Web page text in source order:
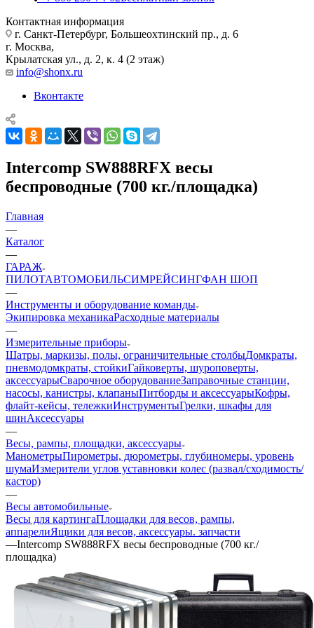
Контактная информация
г. Санкт-Петербург, Большеохтинский пр., д. 6
г. Москва,
Крылатская ул., д. 2, к. 4 (2 этаж)
info@shonx.ru
Вконтакте
Intercomp SW888RFX весы
беспроводные (700 кг./площадка)
Главная
—
Каталог
—
ГАРАЖ
ПИЛОТАВТОМОБИЛЬСИМРЕЙСИНГФАН ШОП
—
Инструменты и оборудование команды
Экипировка механикаРасходные материалы
—
Измерительные приборы
Шатры, маркизы, полы, ограничительные столбыДомкраты,
пневмодомкраты, стойкиГайковерты, шуроповерты,
аксессуарыСварочное оборудованиеЗаправочные станции,
насосы, канистры, клапаныПитборды и аксессуарыКофры,
флайт-кейсы, тележкиИнструментыГрелки, шкафы для
шинАксессуары
—
Весы, рампы, площадки, аксессуары
МанометрыПирометры, дюрометры, глубиномеры, уровень
шумаИзмерители углов уставновки колес (развал/сходимость/
кастор)
—
Весы автомобильные
Весы для картингаПлощадки для весов, рампы,
аппарелиЯщики для весов, аксессуары. запчасти
—Intercomp SW888RFX весы беспроводные (700 кг./
площадка)